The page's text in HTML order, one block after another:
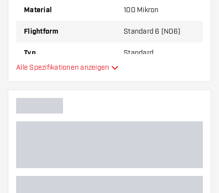
um herauszufinden, welche Variante am besten
Material 100 Mikron
Flightform Standard 6 (NO6)
Typ Standard
Zusätzliche Farben
Alle Spezifikationen anzeigen